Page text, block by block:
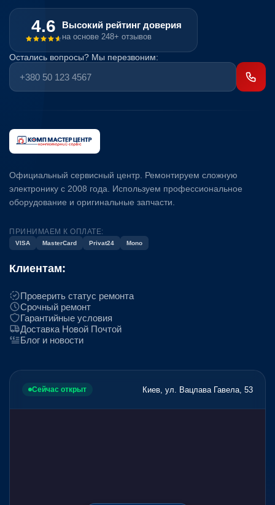
4.6 Высокий рейтинг доверия
на основе 248+ отзывов
Остались вопросы? Мы перезвоним:
Официальный сервисный центр. Ремонтируем сложную
электронику с 2008 года. Используем профессиональное
оборудование и оригинальные запчасти.
ПРИНИМАЕМ К ОПЛАТЕ:
VISA MasterCard Privat24 Mono
Клиентам:
Проверить статус ремонта
Срочный ремонт
Гарантийные условия
Доставка Новой Почтой
Блог и новости
Сейчас открыт Киев, ул. Вацлава Гавела, 53